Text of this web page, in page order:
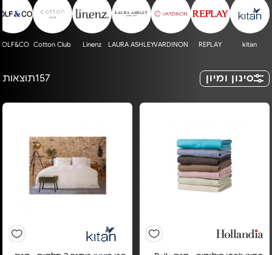
kitan
REPLAY
VARDINON
LAURA ASHLEY
Linenz
Cotton Club
סינון ומיון 157תוצאות